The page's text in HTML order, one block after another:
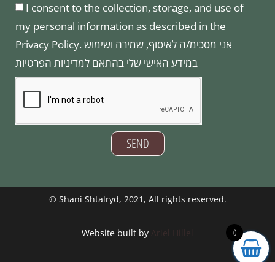
I consent to the collection, storage, and use of
my personal information as described in the
Privacy Policy. אני מסכימ/ה לאיסוף, שמירה ושימוש
במידע האישי שלי בהתאם למדיניות הפרטיות
SEND
© Shani Shtalryd, 2021, All rights reserved.
Website built by Ariel Hillel 0